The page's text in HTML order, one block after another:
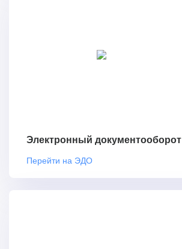
Электронный документооборот
Перейти на ЭДО